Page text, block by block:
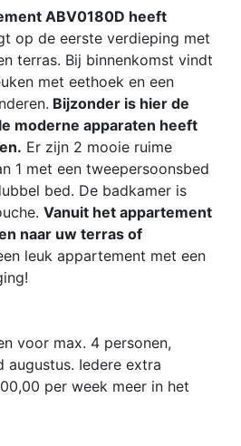
ABV0180D heeft
op de eerste verdieping met
terras. Bij binnenkomst vindt
met eethoek en een
Bijzonder is hier de
moderne apparaten heeft
Er zijn 2 mooie ruime
1 met een tweepersoonsbed
bed. De badkamer is
Vanuit het appartement
naar uw terras of
leuk appartement met een
voor max. 4 personen,
augustus. Iedere extra
per week meer in het